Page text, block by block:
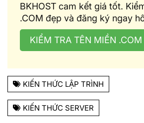
BKHOST cam kết giá tốt.
.COM đẹp và đăng ký ngay
KIỂM TRA TÊN MIỀN .COM
KIẾN THỨC LẬP TRÌNH
KIẾN THỨC SERVER